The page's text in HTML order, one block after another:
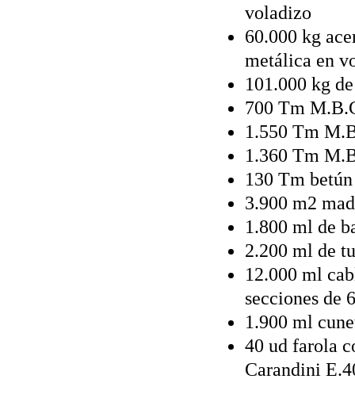
voladizo
60.000 kg
metálica en
101.000 kg
700 Tm
1.550 Tm
1.360 Tm
130 Tm
3.900 m2
1.800 ml de
2.200 ml de
12.000 ml
secciones de
1.900 ml
40 ud farola
Carandini